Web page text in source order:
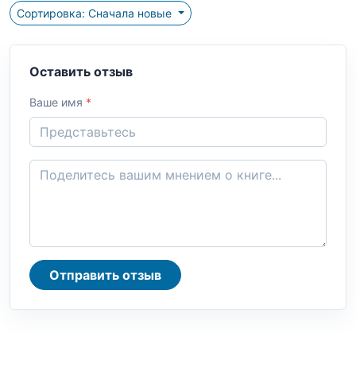
Сортировка: Сначала новые
Оставить отзыв
Ваше имя *
Отправить отзыв